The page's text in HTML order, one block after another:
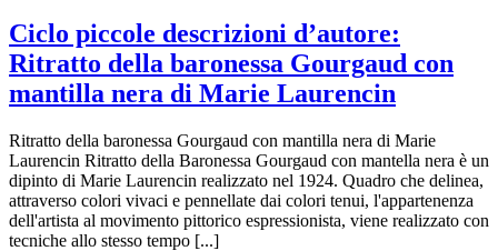
Ciclo piccole descrizioni d’autore:
Ritratto della baronessa Gourgaud con
mantilla nera di Marie Laurencin
Ritratto della baronessa Gourgaud con mantilla nera di Marie
Laurencin Ritratto della Baronessa Gourgaud con mantella nera è un
dipinto di Marie Laurencin realizzato nel 1924. Quadro che delinea,
attraverso colori vivaci e pennellate dai colori tenui, l'appartenenza
dell'artista al movimento pittorico espressionista, viene realizzato con
tecniche allo stesso tempo [...]